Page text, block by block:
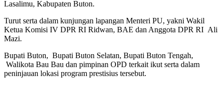
Lasalimu, Kabupaten Buton.
Turut serta dalam kunjungan lapangan Menteri PU, yakni Wakil
Ketua Komisi IV DPR RI Ridwan, BAE dan Anggota DPR RI Ali
Mazi.
Bupati Buton, Bupati Buton Selatan, Bupati Buton Tengah,
Walikota Bau Bau dan pimpinan OPD terkait ikut serta dalam
peninjauan lokasi program prestisius tersebut.